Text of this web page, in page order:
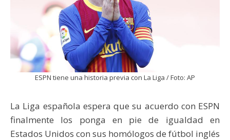
ESPN tiene una historia previa con La Liga / Foto: AP
La Liga española espera que su acuerdo con ESPN
finalmente los ponga en pie de igualdad en
Estados Unidos con sus homólogos de fútbol inglés